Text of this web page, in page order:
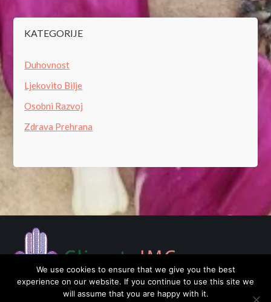
KATEGORIJE
Duhovnost
Ljekovito Bilje
Osobni Razvoj
Zdrava Prehrana
We use cookies to ensure that we give you the best
experience on our website. If you continue to use this site we
will assume that you are happy with it.